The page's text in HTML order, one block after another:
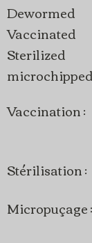
Dewormed
Vaccinated
Sterilized
microchipped
Vaccination :
Stérilisation :
Micropuçage :